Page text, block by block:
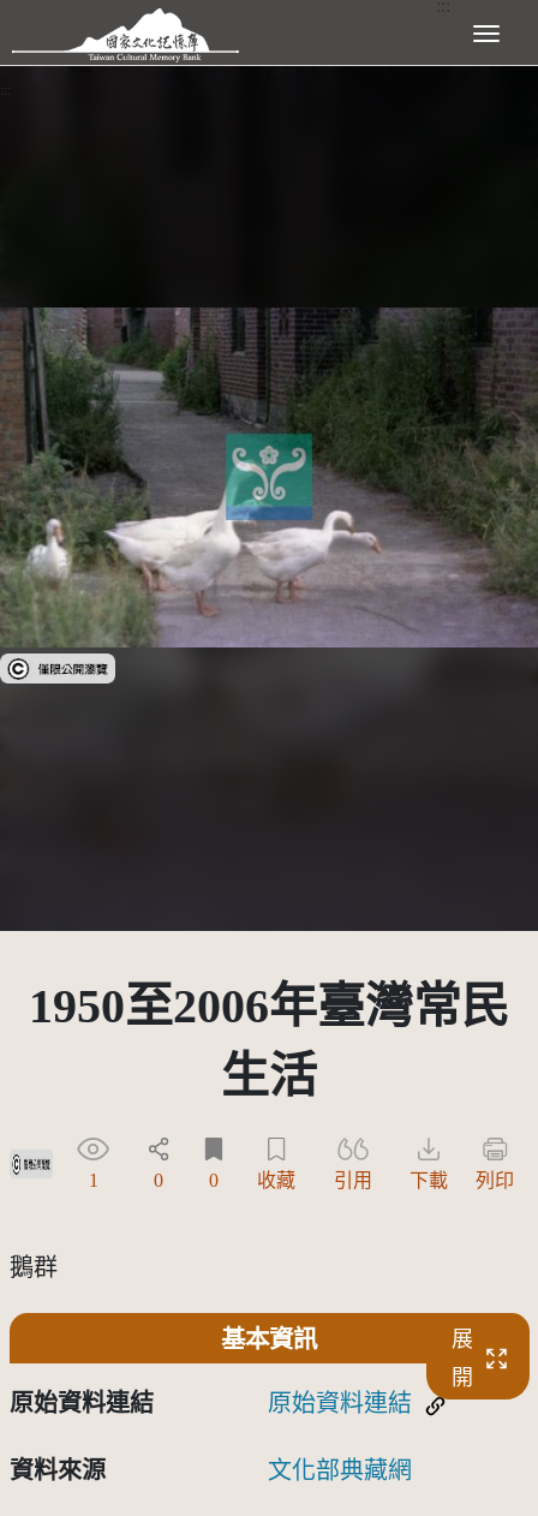
跳到主要內容區塊 展開選單
:::
受著作權法保護-僅限於本平台有限度公開瀏覽
1950至2006年臺灣常民
生活
受著作權法保護-僅限於本平台有限度公開瀏覽
1 0 0 收藏 引用 下載 列印
鵝群
基本資訊
展
開
原始資料連結 原始資料連結
資料來源 文化部典藏網